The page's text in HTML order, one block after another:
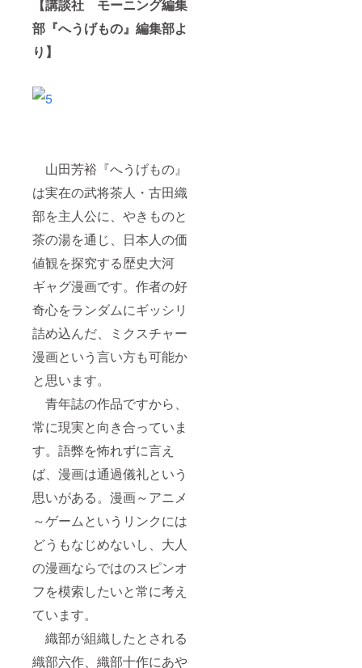
【講談社 モーニング編集
部『へうげもの』編集部よ
り】
山田芳裕『へうげもの』
は実在の武将茶人・古田織
部を主人公に、やきものと
茶の湯を通じ、日本人の価
値観を探究する歴史大河
ギャグ漫画です。作者の好
奇心をランダムにギッシリ
詰め込んだ、ミクスチャー
漫画という言い方も可能か
と思います。
青年誌の作品ですから、
常に現実と向き合っていま
す。語弊を怖れずに言え
ば、漫画は通過儀礼という
思いがある。漫画～アニメ
～ゲームというリンクには
どうもなじめないし、大人
の漫画ならではのスピンオ
フを模索したいと常に考え
ています。
織部が組織したとされる
織部六作、織部十作にあや